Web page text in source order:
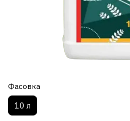
Фасовка
10 л